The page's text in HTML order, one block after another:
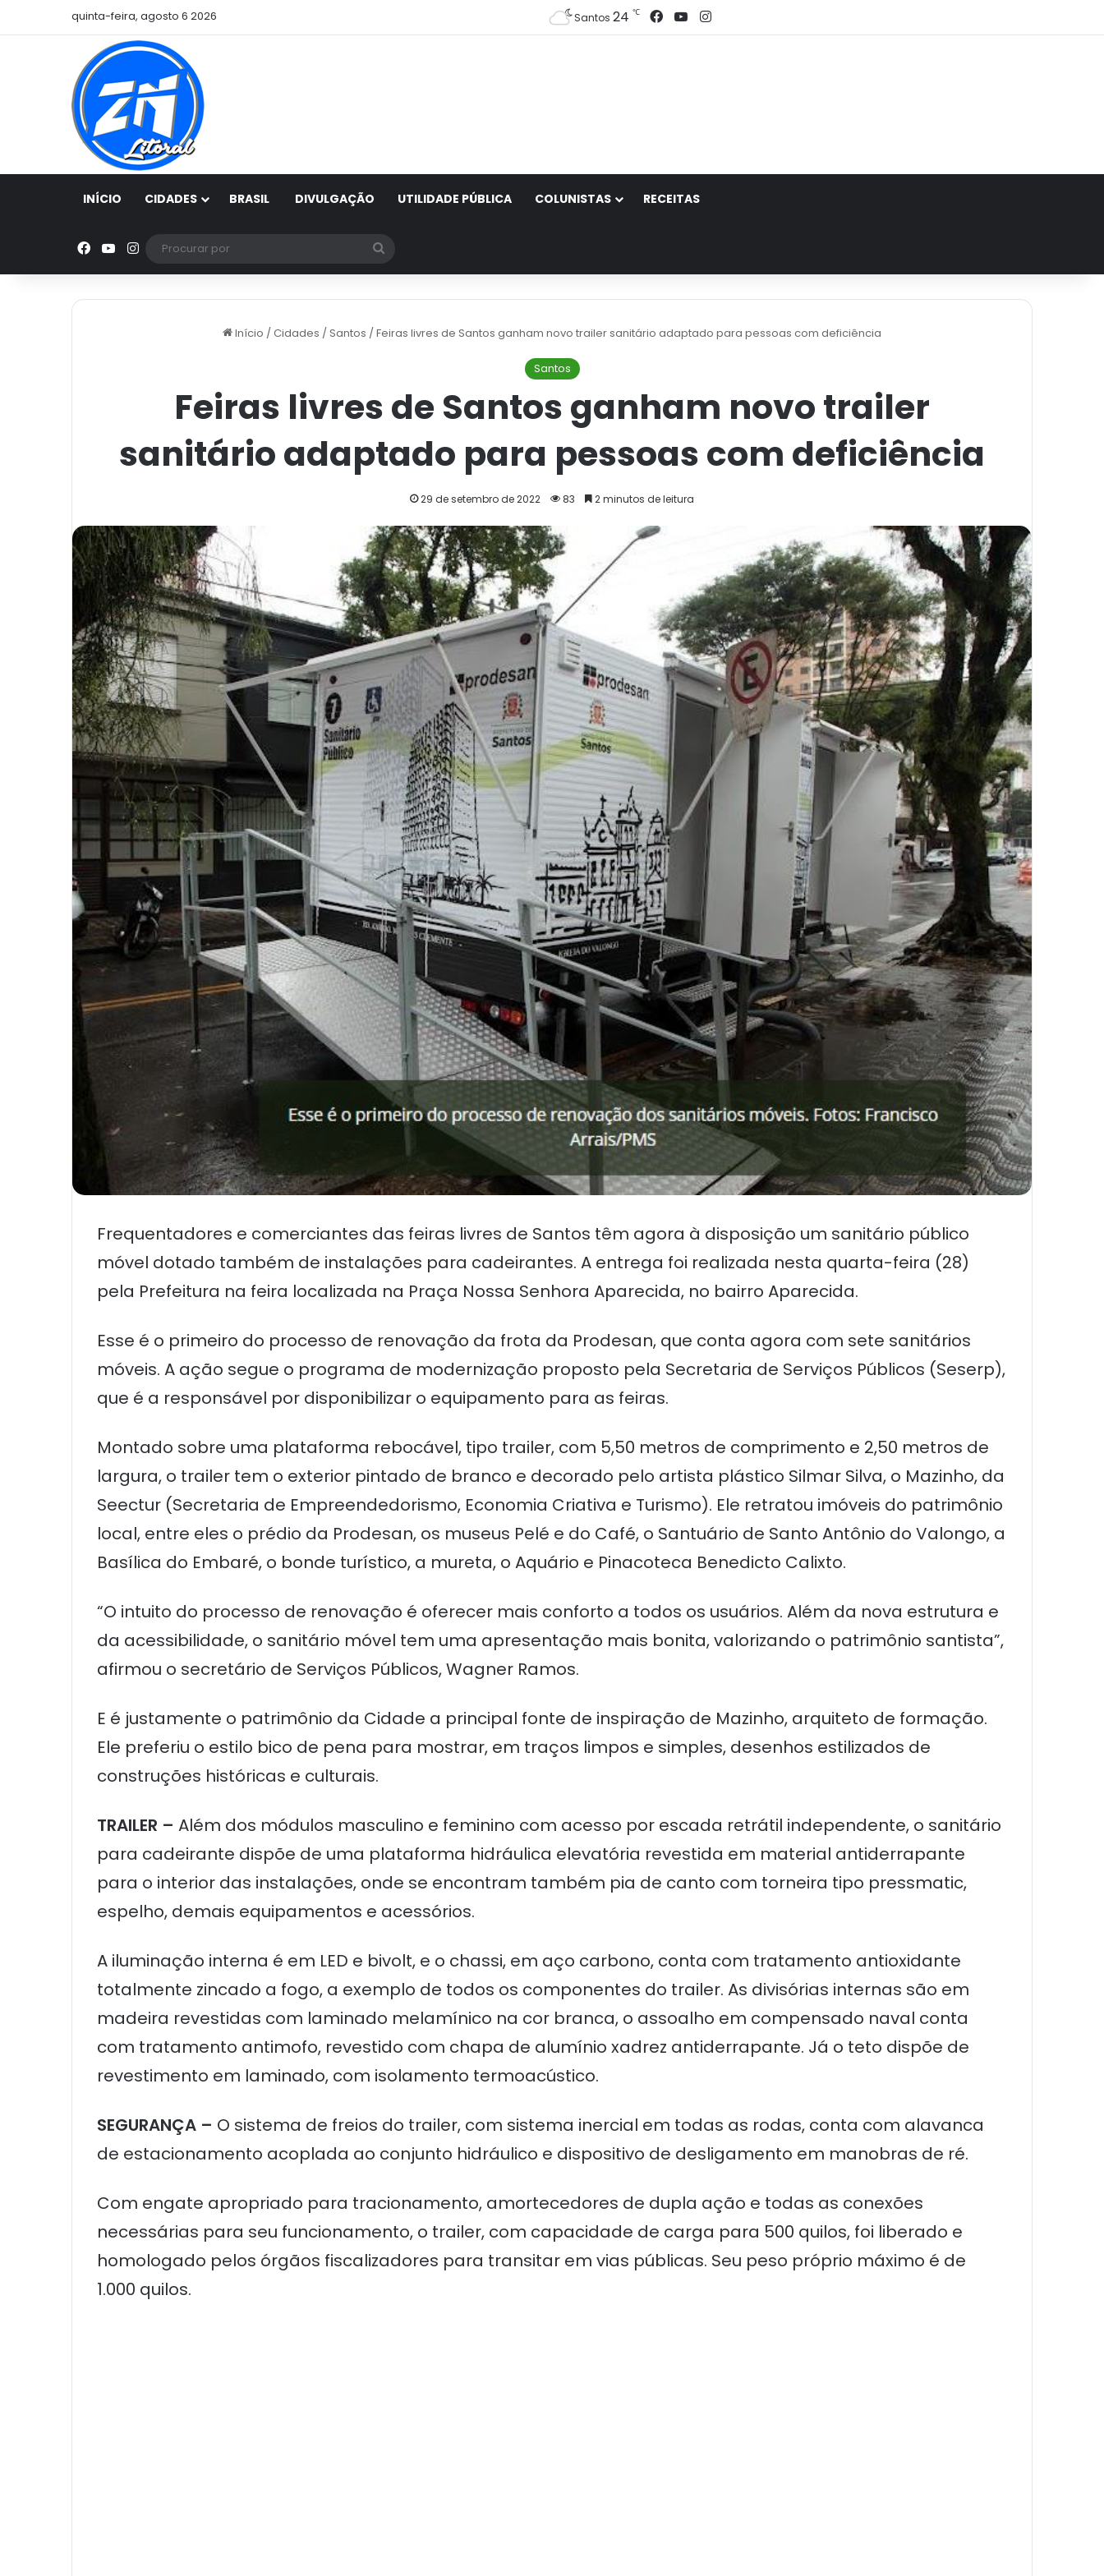
quinta-feira, agosto 6 2026 Santos 24 ℃ Facebook
YouTubeInstagram
INÍCIO CIDADES BRASIL DIVULGAÇÃO UTILIDADE PÚBLICA COLUNISTAS RECEITAS
Facebook
YouTube
Instagram
por
Início /Cidades /Santos /Feiras livres de Santos ganham novo trailer sanitário adaptado para pessoas com deficiência
Santos
Feiras livres de Santos ganham novo trailer
sanitário adaptado para pessoas com deficiência
29 de setembro de 2022 83 2 minutos de leitura
Frequentadores e comerciantes das feiras livres de Santos têm agora à disposição um sanitário público
móvel dotado também de instalações para cadeirantes. A entrega foi realizada nesta quarta-feira (28)
pela Prefeitura na feira localizada na Praça Nossa Senhora Aparecida, no bairro Aparecida.
Esse é o primeiro do processo de renovação da frota da Prodesan, que conta agora com sete sanitários
móveis. A ação segue o programa de modernização proposto pela Secretaria de Serviços Públicos (Seserp),
que é a responsável por disponibilizar o equipamento para as feiras.
Montado sobre uma plataforma rebocável, tipo trailer, com 5,50 metros de comprimento e 2,50 metros de
largura, o trailer tem o exterior pintado de branco e decorado pelo artista plástico Silmar Silva, o Mazinho, da
Seectur (Secretaria de Empreendedorismo, Economia Criativa e Turismo). Ele retratou imóveis do patrimônio
local, entre eles o prédio da Prodesan, os museus Pelé e do Café, o Santuário de Santo Antônio do Valongo, a
Basílica do Embaré, o bonde turístico, a mureta, o Aquário e Pinacoteca Benedicto Calixto.
“O intuito do processo de renovação é oferecer mais conforto a todos os usuários. Além da nova estrutura e
da acessibilidade, o sanitário móvel tem uma apresentação mais bonita, valorizando o patrimônio santista”,
afirmou o secretário de Serviços Públicos, Wagner Ramos.
E é justamente o patrimônio da Cidade a principal fonte de inspiração de Mazinho, arquiteto de formação.
Ele preferiu o estilo bico de pena para mostrar, em traços limpos e simples, desenhos estilizados de
construções históricas e culturais.
TRAILER – Além dos módulos masculino e feminino com acesso por escada retrátil independente, o sanitário
para cadeirante dispõe de uma plataforma hidráulica elevatória revestida em material antiderrapante
para o interior das instalações, onde se encontram também pia de canto com torneira tipo pressmatic,
espelho, demais equipamentos e acessórios.
A iluminação interna é em LED e bivolt, e o chassi, em aço carbono, conta com tratamento antioxidante
totalmente zincado a fogo, a exemplo de todos os componentes do trailer. As divisórias internas são em
madeira revestidas com laminado melamínico na cor branca, o assoalho em compensado naval conta
com tratamento antimofo, revestido com chapa de alumínio xadrez antiderrapante. Já o teto dispõe de
revestimento em laminado, com isolamento termoacústico.
SEGURANÇA – O sistema de freios do trailer, com sistema inercial em todas as rodas, conta com alavanca
de estacionamento acoplada ao conjunto hidráulico e dispositivo de desligamento em manobras de ré.
Com engate apropriado para tracionamento, amortecedores de dupla ação e todas as conexões
necessárias para seu funcionamento, o trailer, com capacidade de carga para 500 quilos, foi liberado e
homologado pelos órgãos fiscalizadores para transitar em vias públicas. Seu peso próprio máximo é de
1.000 quilos.